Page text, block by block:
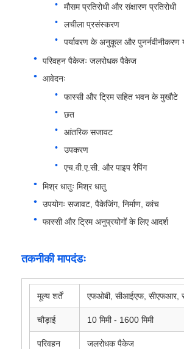
एल्यूमिनियम मधुकोश
मौसम प्रतिरोधी और संक्षारण प्रतिरोधी
लचीला प्रसंस्करण
पर्यावरण के अनुकूल और पुनर्नवीनीकरण
परिवहन पैकेजः जलरोधक पैकेज
आवेदनः
फास्सी और ट्रिम सहित भवन के मुखौटे
छत
आंतरिक सजावट
उपकरण
एच.वी.ए.सी. और पाइप रैपिंग
मिश्र धातुः मिश्र धातु
उपयोगः सजावट, पैकेजिंग, निर्माण, कांच
फास्सी और ट्रिम अनुप्रयोगों के लिए आदर्श
तकनीकी मापदंडः
मूल्य शर्तें एफओबी, सीआईएफ, सीएफआर,
चौड़ाई 10 मिमी - 1600 मिमी
परिवहन
जलरोधक पैकेज